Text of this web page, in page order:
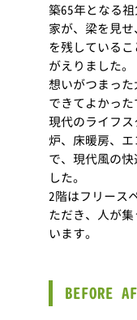
築65年となる
家が、梁を見
を残している
がえりました。
想いがつまっ
できてよかった
現代のライフ
炉、床暖房、
で、現代風の
した。
2階はフリース
ただき、人が
います。
BEFORE